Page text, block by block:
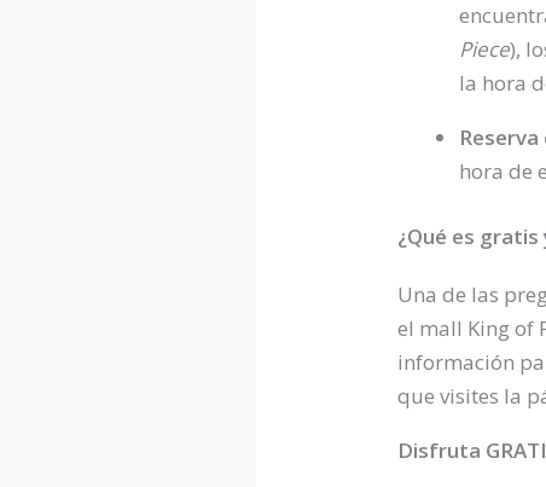
Piece),
la hora
hora de
¿Qué es
Una de las
el mall King of
información
que visites la
Disfruta